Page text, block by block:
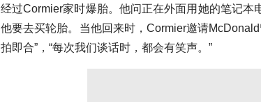
经过Cormier家时爆胎。他问正在外面用她的笔记本
他要去买轮胎。当他回来时，Cormier邀请
拍即合”，“每次我们谈话时，都会有笑声。”